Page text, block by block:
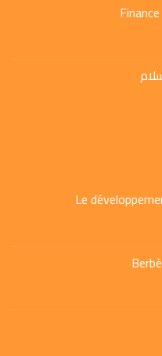
Le